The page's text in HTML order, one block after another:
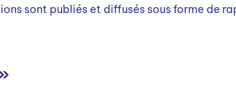
sont publiés et diffusés sous forme de